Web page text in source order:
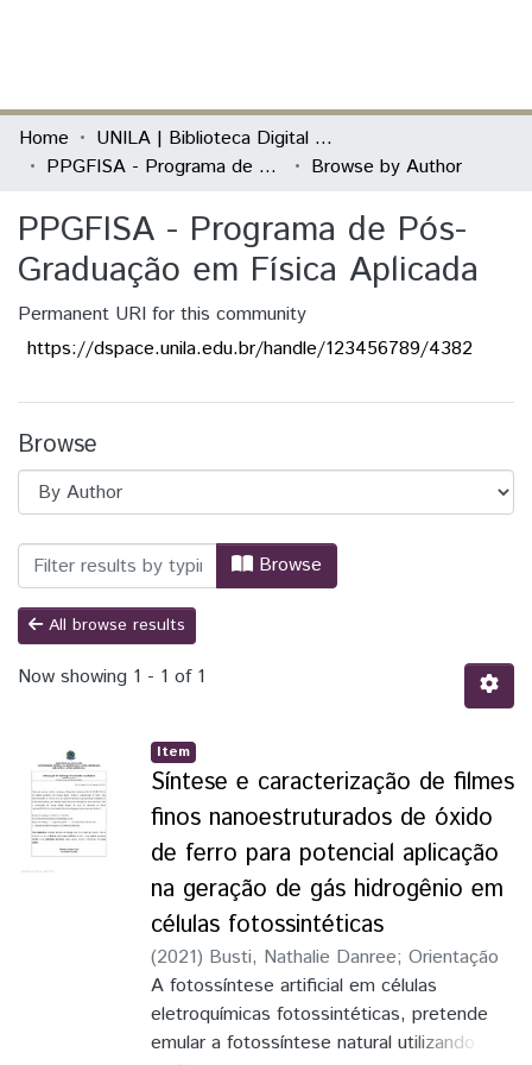
Communities & Collections
All of DSpace
Home
UNILA | Biblioteca Digital de Dissertações e Teses
PPGFISA - Programa de Pós-Graduação em Física Aplicada
Browse by Author
PPGFISA - Programa de Pós-
Graduação em Física Aplicada
Permanent URI for this community
https://dspace.unila.edu.br/handle/123456789/4382
Browse
Browsing PPGFISA - Programa de
Browse
All browse results
Now showing 1 - 1 of 1
Item
Síntese e caracterização de filmes
finos nanoestruturados de óxido
de ferro para potencial aplicação
na geração de gás hidrogênio em
células fotossintéticas
(2021) Busti, Nathalie Danree; Orientação
A fotossíntese artificial em células
eletroquímicas fotossintéticas, pretende
emular a fotossíntese natural utilizando